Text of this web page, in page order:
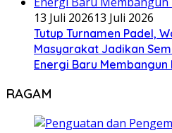
13 Juli 202613 Juli 2026
Tutup Turnamen Padel,
Masyarakat Jadikan
Energi Baru Membangun
RAGAM